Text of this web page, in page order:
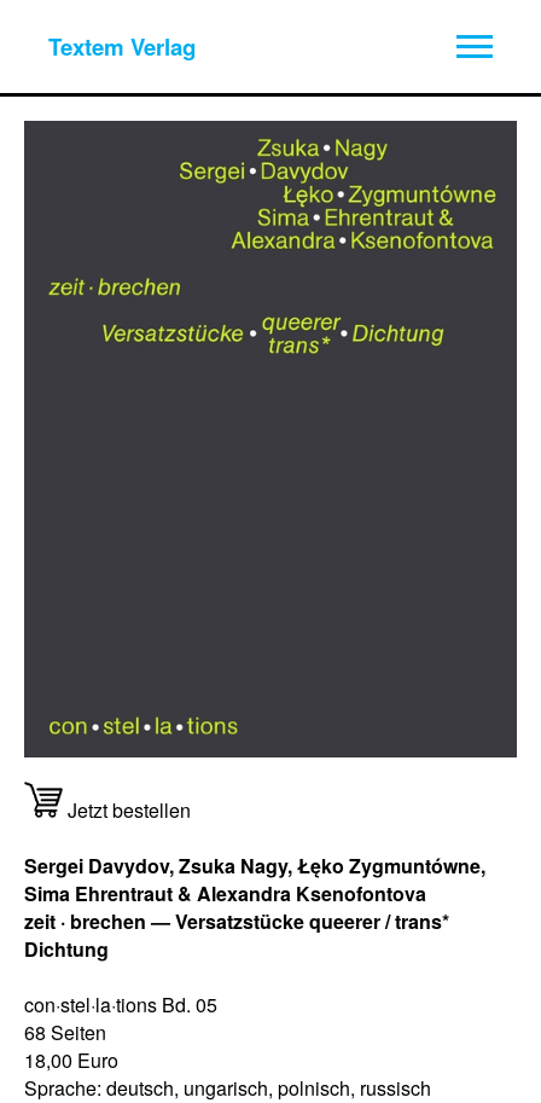
Textem Verlag
Jetzt bestellen
Sergei Davydov, Zsuka Nagy, Łęko Zygmuntówne,
Sima Ehrentraut & Alexandra Ksenofontova
zeit · brechen — Versatzstücke queerer / trans*
Dichtung
con·stel·la·tions Bd. 05
68 Seiten
18,00 Euro
Sprache: deutsch, ungarisch, polnisch, russisch